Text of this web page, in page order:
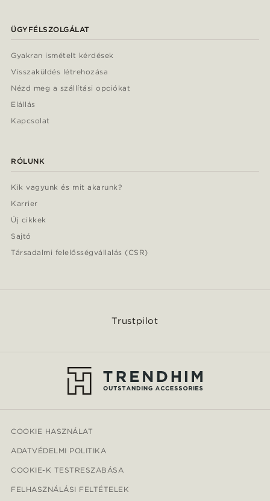
ÜGYFÉLSZOLGÁLAT
Gyakran ismételt kérdések
Visszaküldés létrehozása
Nézd meg a szállítási opciókat
Elállás
Kapcsolat
RÓLUNK
Kik vagyunk és mit akarunk?
Karrier
Új cikkek
Sajtó
Társadalmi felelősségvállalás (CSR)
Trustpilot
COOKIE HASZNÁLAT
ADATVÉDELMI POLITIKA
COOKIE-K TESTRESZABÁSA
FELHASZNÁLÁSI FELTÉTELEK